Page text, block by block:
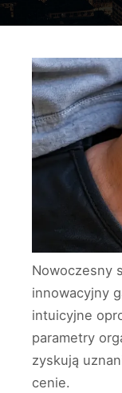
Nowoczesny
innowacyjny
intuicyjne
parametry
zyskują
cenie.